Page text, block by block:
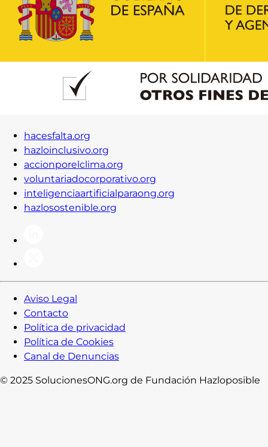
Formación
Blog
Contacto
Iniciar Sesión
hacesfalta.org
hazloinclusivo.org
accionporelclima.org
voluntariadocorporativo.org
inteligenciaartificialparaong.org
hazlosostenible.org
Aviso Legal
Contacto
Política de privacidad
Política de Cookies
Canal de Denuncias
© 2025 SolucionesONG.org de Fundación Hazloposible